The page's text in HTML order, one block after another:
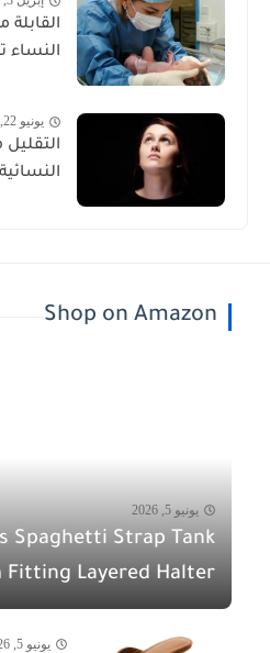
القابلة
النساء
يونيو 22, 2025
Shop on Amazon
يونيو 5, 2026
Spaghetti Strap Tank
Fitting Layered Halter...
يونيو 5, 2026